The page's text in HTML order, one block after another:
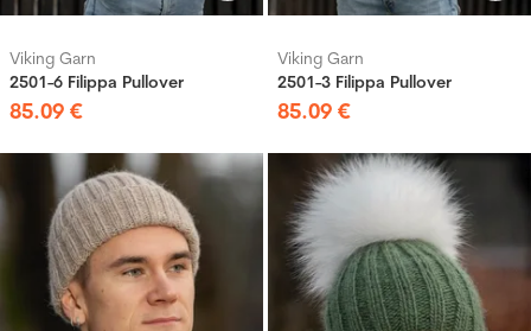
Viking Garn
2501-6 Filippa Pullover
85.09 €
Viking Garn
2501-3 Filippa Pullover
85.09 €